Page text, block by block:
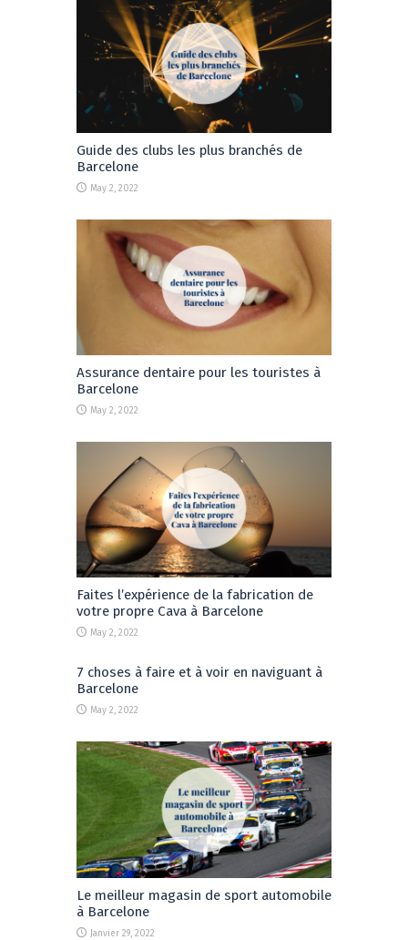
Guide des clubs les plus branchés de
Barcelone
May 2, 2022
Assurance dentaire pour les touristes à
Barcelone
May 2, 2022
Faites l’expérience de la fabrication de
votre propre Cava à Barcelone
May 2, 2022
7 choses à faire et à voir en naviguant à
Barcelone
May 2, 2022
Le meilleur magasin de sport automobile
à Barcelone
Janvier 29, 2022